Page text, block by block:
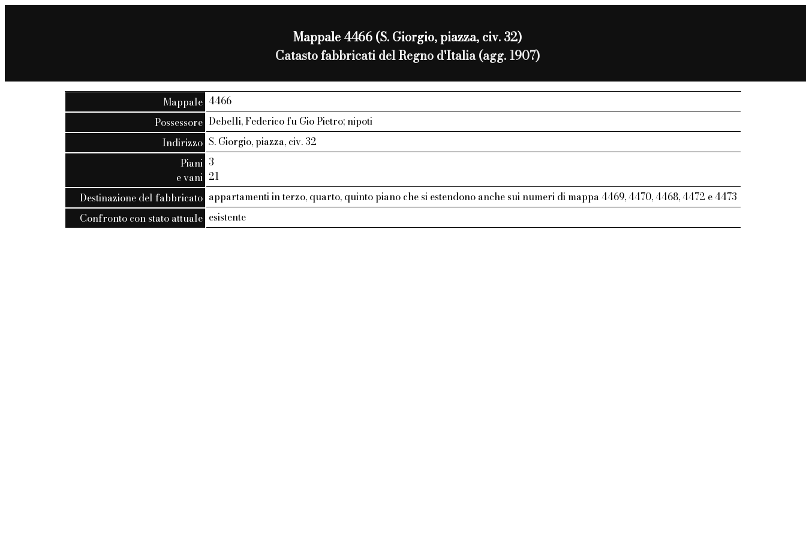
Mappale 4466 (S. Giorgio, piazza, civ. 32)
Catasto fabbricati del Regno d'Italia (agg. 1907)
Mappale 4466
Possessore Debelli, Federico fu Gio Pietro; nipoti
Indirizzo S. Giorgio, piazza, civ. 32
Piani
e vani
3
21
Destinazione del fabbricato appartamenti in terzo, quarto, quinto piano che si estendono anche sui numeri di mappa 4469, 4470, 4468, 4472 e 4473
Confronto con stato attuale esistente